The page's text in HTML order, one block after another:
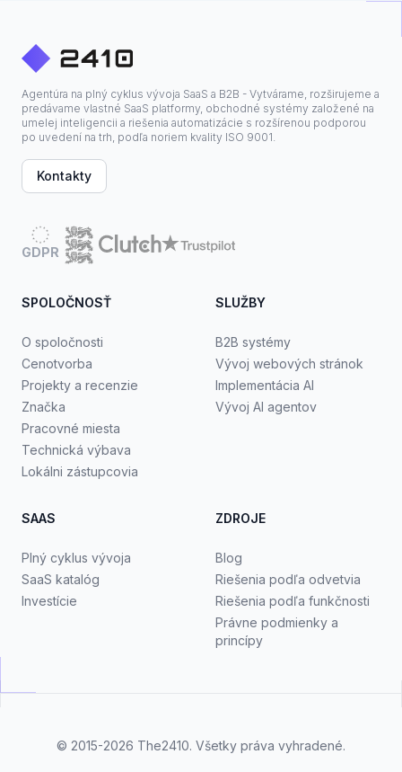
Agentúra na plný cyklus vývoja SaaS a B2B - Vytvárame, rozširujeme a
predávame vlastné SaaS platformy, obchodné systémy založené na
umelej inteligencii a riešenia automatizácie s rozšírenou podporou
po uvedení na trh, podľa noriem kvality ISO 9001.
Kontakty
GDPR
SPOLOČNOSŤ
O spoločnosti
Cenotvorba
Projekty a recenzie
Značka
Pracovné miesta
Technická výbava
Lokálni zástupcovia
SLUŽBY
B2B systémy
Vývoj webových stránok
Implementácia AI
Vývoj AI agentov
SAAS
Plný cyklus vývoja
SaaS katalóg
Investície
ZDROJE
Blog
Riešenia podľa odvetvia
Riešenia podľa funkčnosti
Právne podmienky a
princípy
© 2015-2026 The2410. Všetky práva vyhradené.